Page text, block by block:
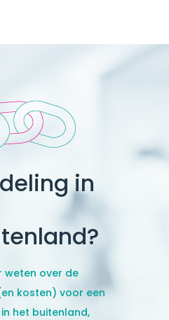
in
weten over de
kosten) voor een
het buitenland,